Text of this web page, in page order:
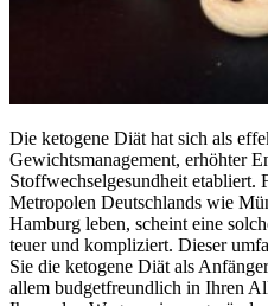
Die ketogene Diät hat sich als
Gewichtsmanagement, erhöhter
Stoffwechselgesundheit etabliert.
Metropolen Deutschlands wie
Hamburg leben, scheint eine
teuer und kompliziert. Dieser
Sie die ketogene Diät als
allem budgetfreundlich in Ihren